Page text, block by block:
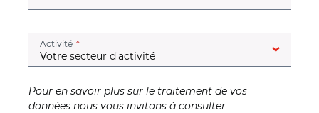
Activité (champ obligatoire)
Pour en savoir plus sur le traitement de vos
données nous vous invitons à consulter